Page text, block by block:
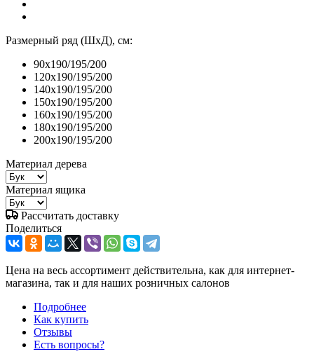
Размерный ряд (ШхД), см:
90x190/195/200
120x190/195/200
140x190/195/200
150x190/195/200
160x190/195/200
180x190/195/200
200x190/195/200
Материал дерева
Материал ящика
Рассчитать доставку
Поделиться
Цена на весь ассортимент действительна, как для интернет-
магазина, так и для наших розничных салонов
Подробнее
Как купить
Отзывы
Есть вопросы?